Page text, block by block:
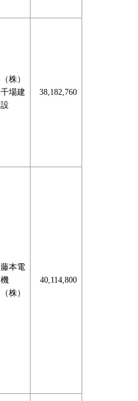
（株）
千場建
設
38,182,760
藤本電
機
（株）
40,114,800